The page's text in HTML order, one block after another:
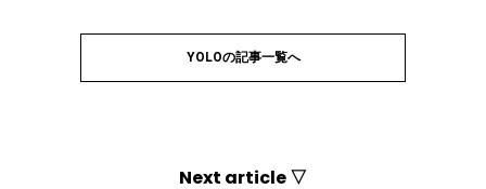
YOLOの記事一覧へ
Next article ▽